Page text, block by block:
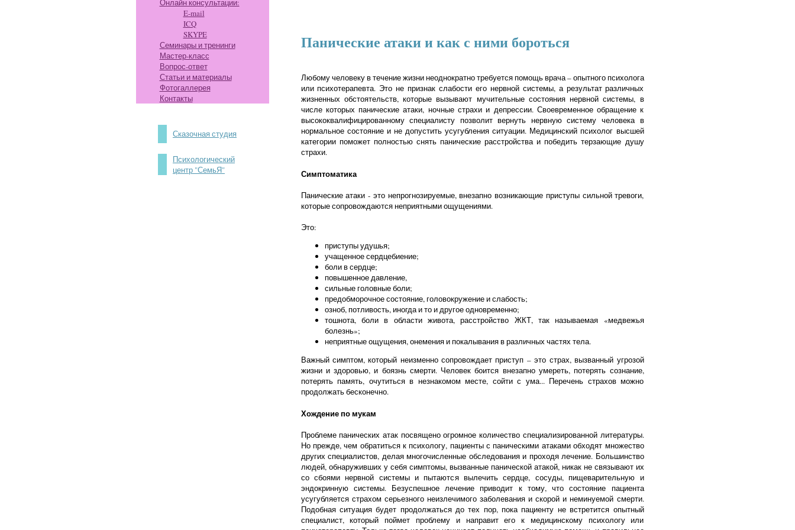
Онлайн консультации:
E-mail
ICQ
SKYPE
Семинары и тренинги
Мастер-класс
Вопрос-ответ
Статьи и материалы
Фотогаллерея
Контакты
Сказочная студия
Психологический
центр "СемьЯ"
Панические атаки и как с ними бороться
Любому человеку в течение жизни неоднократно требуется помощь врача – опытного психолога
или психотерапевта. Это не признак слабости его нервной системы, а результат различных
жизненных обстоятельств, которые вызывают мучительные состояния нервной системы, в
числе которых панические атаки, ночные страхи и депрессии. Своевременное обращение к
высококвалифицированному специалисту позволит вернуть нервную систему человека в
нормальное состояние и не допустить усугубления ситуации. Медицинский психолог высшей
категории поможет полностью снять панические расстройства и победить терзающие душу
страхи.
Симптоматика
Панические атаки - это непрогнозируемые, внезапно возникающие приступы сильной тревоги,
которые сопровождаются неприятными ощущениями.
Это:
приступы удушья;
учащенное сердцебиение;
боли в сердце;
повышенное давление,
сильные головные боли;
предобморочное состояние, головокружение и слабость;
озноб, потливость, иногда и то и другое одновременно;
тошнота, боли в области живота, расстройство ЖКТ, так называемая «медвежья
болезнь»;
неприятные ощущения, онемения и покалывания в различных частях тела.
Важный симптом, который неизменно сопровождает приступ – это страх, вызванный угрозой
жизни и здоровью, и боязнь смерти. Человек боится внезапно умереть, потерять сознание,
потерять память, очутиться в незнакомом месте, сойти с ума... Перечень страхов можно
продолжать бесконечно.
Хождение по мукам
Проблеме панических атак посвящено огромное количество специализированной литературы.
Но прежде, чем обратиться к психологу, пациенты с паническими атаками обходят множество
других специалистов, делая многочисленные обследования и проходя лечение. Большинство
людей, обнаруживших у себя симптомы, вызванные панической атакой, никак не связывают их
со сбоями нервной системы и пытаются вылечить сердце, сосуды, пищеварительную и
эндокринную системы. Безуспешное лечение приводит к тому, что состояние пациента
усугубляется страхом серьезного неизлечимого заболевания и скорой и неминуемой смерти.
Подобная ситуация будет продолжаться до тех пор, пока пациенту не встретится опытный
специалист, который поймет проблему и направит его к медицинскому психологу или